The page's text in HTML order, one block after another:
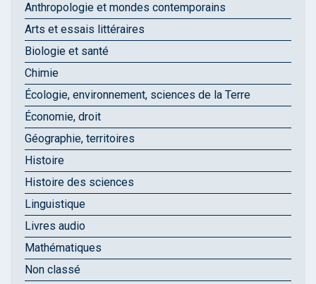
Anthropologie et mondes contemporains
Arts et essais littéraires
Biologie et santé
Chimie
Écologie, environnement, sciences de la Terre
Économie, droit
Géographie, territoires
Histoire
Histoire des sciences
Linguistique
Livres audio
Mathématiques
Non classé